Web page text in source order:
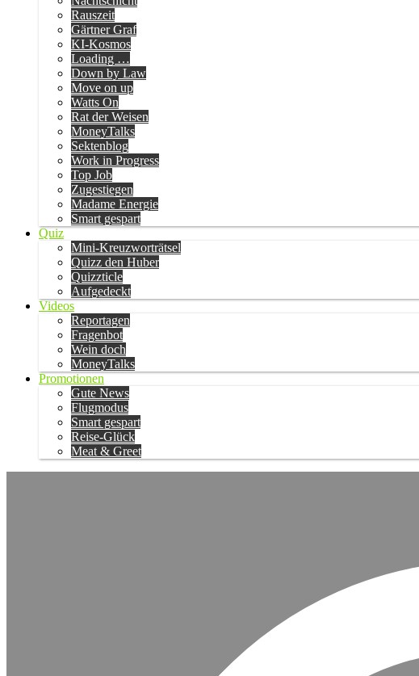
Rauszeit
Gärtner Graf
KI-Kosmos
Loading …
Down by Law
Move on up
Watts On
Rat der Weisen
MoneyTalks
Sektenblog
Work in Progress
Top Job
Zugestiegen
Madame Energie
Smart gespart
Quiz
Mini-Kreuzworträtsel
Quizz den Huber
Quizzticle
Aufgedeckt
Videos
Reportagen
Fragenbot
Wein doch
MoneyTalks
Promotionen
Gute News
Flugmodus
Smart gespart
Reise-Glück
Meat & Greet